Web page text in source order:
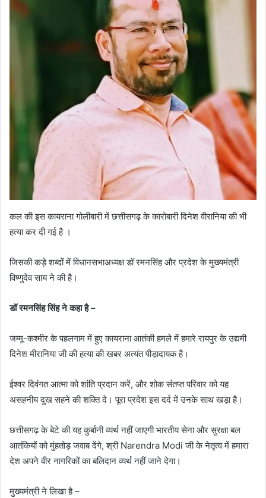
कल की इस कायराना गोलीबारी में छत्तीसगढ़ के कारोबारी दिनेश वीरानिया की भी
हत्या कर दी गई है ।
जिसकी कड़े शब्दों में विधानसभाअध्यक्ष डॉ रमनसिंह और प्रदेश के मुख्यमंत्री
विष्णुदेव साय ने की है।
डॉ रमनसिंह सिंह ने कहा है–
जम्मू-कश्मीर के पहलगाम में हुए कायराना आतंकी हमले में हमारे रायपुर के उद्यमी
दिनेश मीरानिया जी की हत्या की खबर अत्यंत पीड़ादायक है।
ईश्वर दिवंगत आत्मा को शांति प्रदान करें, और शोक संतप्त परिवार को यह
असहनीय दुख सहने की शक्ति दे। पूरा प्रदेश इस दर्द में उनके साथ खड़ा है।
छत्तीसगढ़ के बेटे की यह कुर्बानी व्यर्थ नहीं जाएगी भारतीय सेना और सुरक्षा बल
आतंकियों को मुंहतोड़ जवाब देंगे, श्री Narendra Modi जी के नेतृत्व में हमारा
देश अपने वीर नागरिकों का बलिदान व्यर्थ नहीं जाने देगा।
मुख्यमंत्री ने लिखा है –